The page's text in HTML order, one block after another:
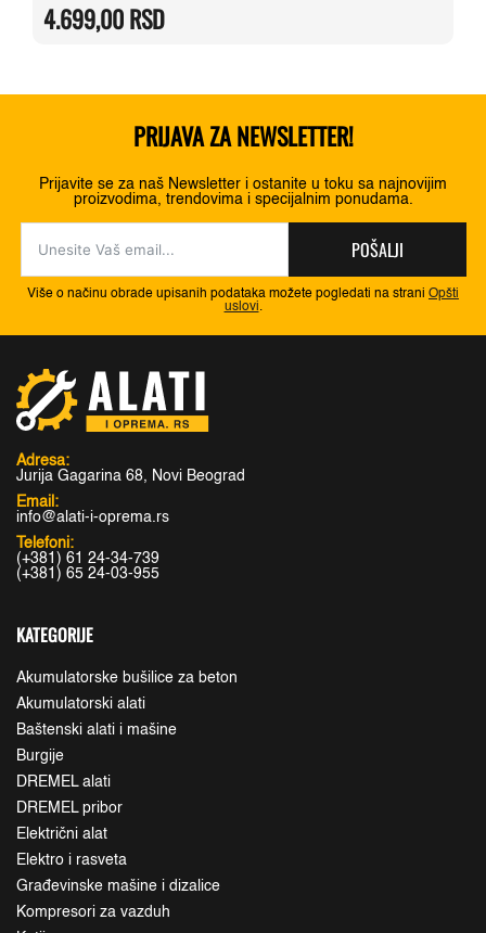
bila:
6.240,00 RSD.
4.699,00RSD
4.699,00 RSD.
PRIJAVA ZA NEWSLETTER!
Prijavite se za naš Newsletter i ostanite u toku sa najnovijim
proizvodima, trendovima i specijalnim ponudama.
POŠALJI
Više o načinu obrade upisanih podataka možete pogledati na strani Opšti
uslovi .
Adresa:
Jurija Gagarina 68, Novi Beograd
Email:
info@alati-i-oprema.rs
Telefoni:
(+381) 61 24-34-739
(+381) 65 24-03-955
KATEGORIJE
Akumulatorske bušilice za beton
Akumulatorski alati
Baštenski alati i mašine
Burgije
DREMEL alati
DREMEL pribor
Električni alat
Elektro i rasveta
Građevinske mašine i dizalice
Kompresori za vazduh